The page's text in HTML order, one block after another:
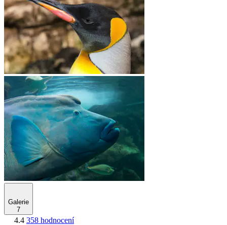
Galerie
7
4.4 358 hodnocení